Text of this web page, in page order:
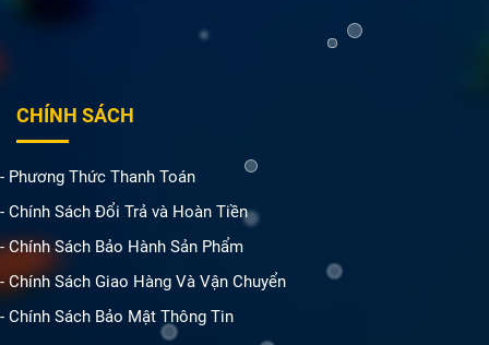
CHÍNH SÁCH
- Phương Thức Thanh Toán
- Chính Sách Đổi Trả và Hoàn Tiền
- Chính Sách Bảo Hành Sản Phẩm
- Chính Sách Giao Hàng Và Vận Chuyển
- Chính Sách Bảo Mật Thông Tin